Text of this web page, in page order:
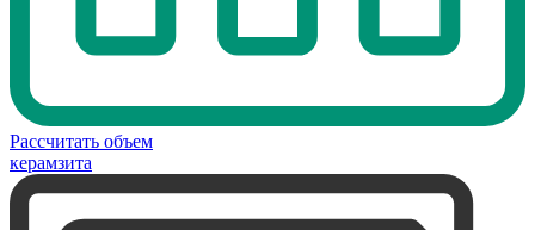
Рассчитать объем
керамзита